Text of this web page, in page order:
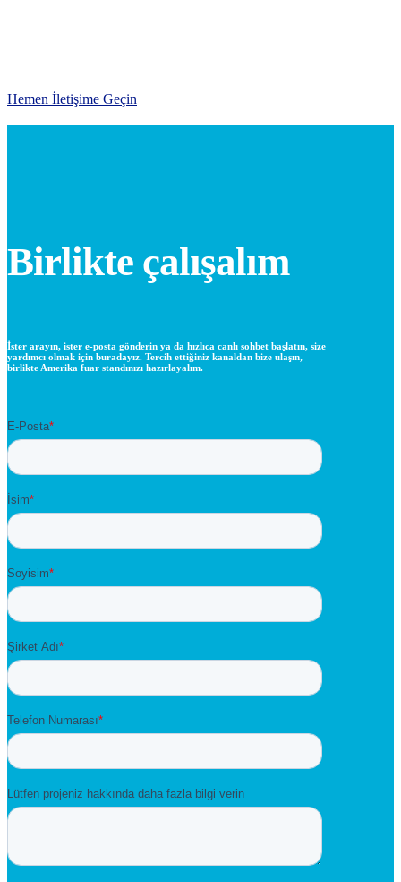
Hemen İletişime Geçin
Birlikte çalışalım
İster arayın, ister e-posta gönderin ya da hızlıca canlı sohbet başlatın, size
yardımcı olmak için buradayız. Tercih ettiğiniz kanaldan bize ulaşın,
birlikte Amerika fuar standınızı hazırlayalım.